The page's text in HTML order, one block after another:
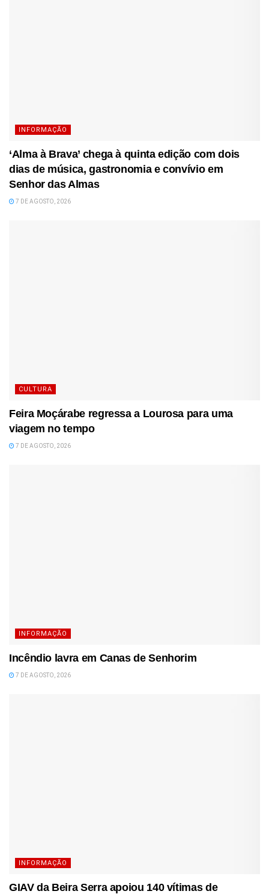
INFORMAÇÃO
‘Alma à Brava’ chega à quinta edição com dois
dias de música, gastronomia e convívio em
Senhor das Almas
7 DE AGOSTO, 2026
CULTURA
Feira Moçárabe regressa a Lourosa para uma
viagem no tempo
7 DE AGOSTO, 2026
INFORMAÇÃO
Incêndio lavra em Canas de Senhorim
7 DE AGOSTO, 2026
INFORMAÇÃO
GIAV da Beira Serra apoiou 140 vítimas de